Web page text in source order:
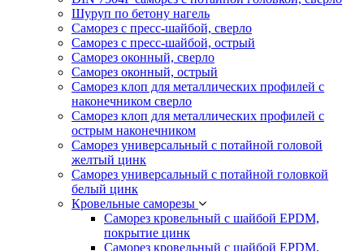
Шуруп по бетону нагель
Саморез с пресс-шайбой, сверло
Саморез с пресс-шайбой, острый
Саморез оконный, сверло
Саморез оконный, острый
Саморез клоп для металлических профилей с
наконечником сверло
Саморез клоп для металлических профилей с
острым наконечником
Саморез универсальный с потайной головой
желтый цинк
Саморез универсальный с потайной головкой
белый цинк
Кровельные саморезы
Саморез кровельный с шайбой EPDM,
покрытие цинк
Саморез кровельный с шайбой EPDM,